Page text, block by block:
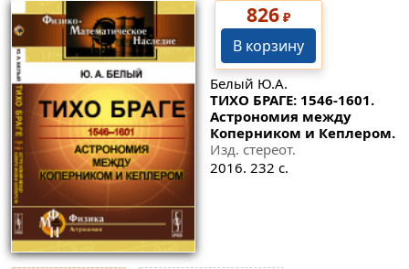
826₽
В корзину
Белый Ю.А.
ТИХО БРАГЕ: 1546-1601.
Астрономия между
Коперником и Кеплером.
Изд. стереот.
2016. 232 с.